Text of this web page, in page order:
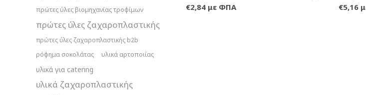
€2,84 με ΦΠΑ €5,16
πρώτες ύλες βιομηχανίας τροφίμων
πρώτες ύλες ζαχαροπλαστικής
πρώτες ύλες ζαχαροπλαστικής b2b
ρόφημα σοκολάτας υλικά αρτοποιίας
υλικά για catering
υλικά ζαχαροπλαστικής